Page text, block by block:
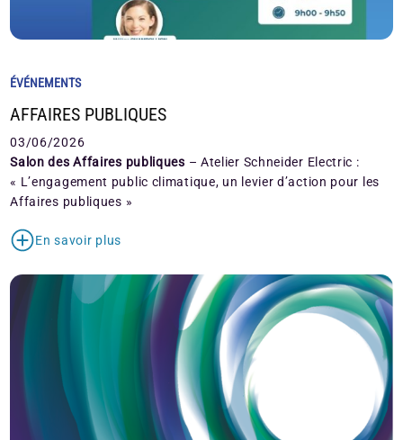
ÉVÉNEMENTS
AFFAIRES PUBLIQUES
03/06/2026
Salon des Affaires publiques – Atelier Schneider Electric :
« L’engagement public climatique, un levier d’action pour les
Affaires publiques »
En savoir plus